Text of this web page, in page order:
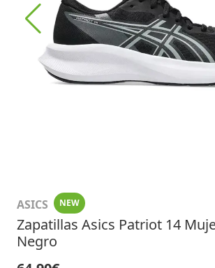
ASICS NEW
Zapatillas Asics Patriot 14
Negro